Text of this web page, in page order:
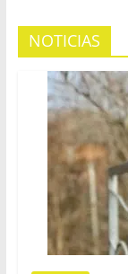
NOTICIAS